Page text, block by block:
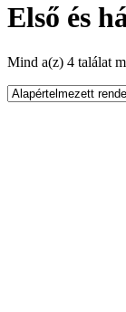
Első és
Mind a(z) 4 találat